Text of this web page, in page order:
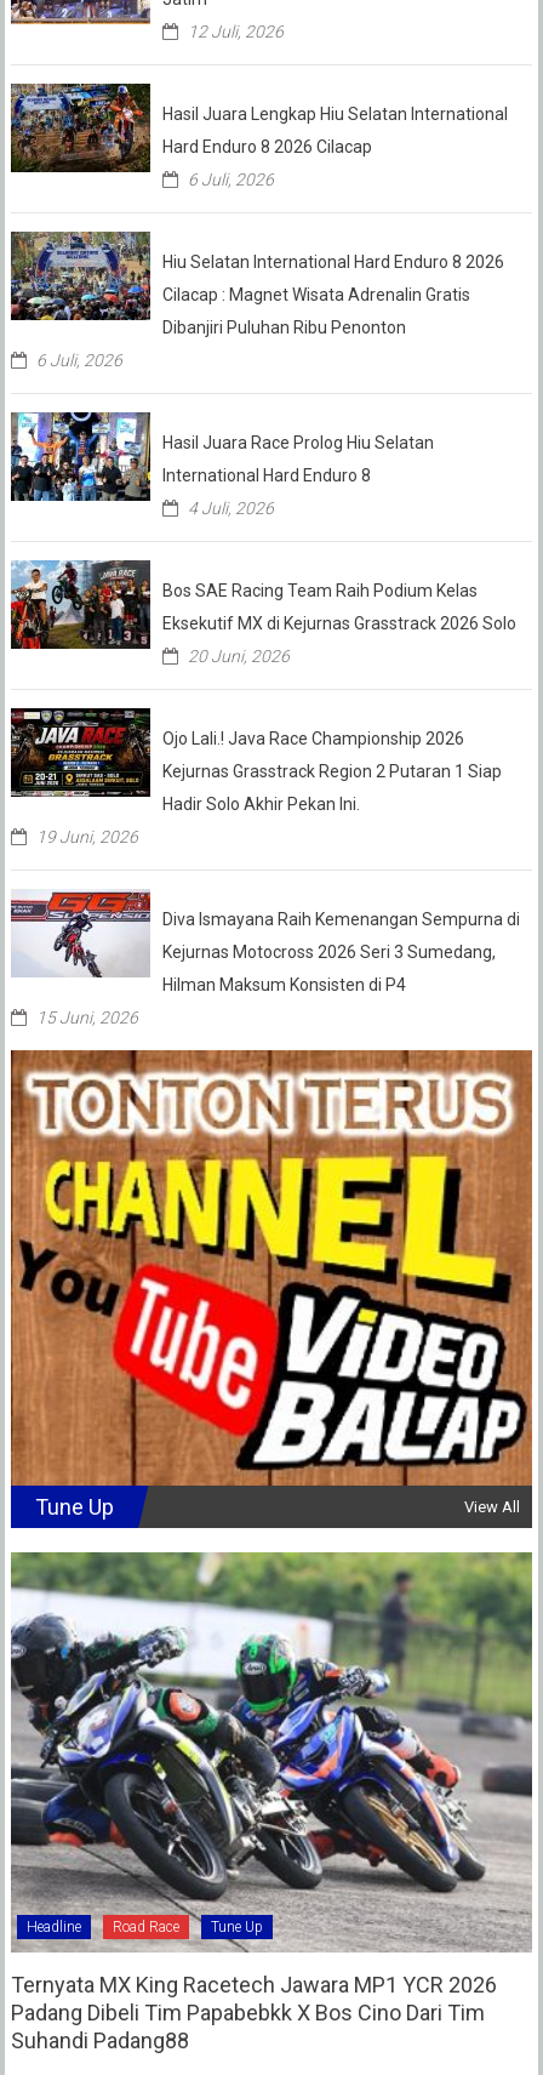
12 Juli, 2026
Hasil Juara Lengkap Hiu Selatan International
Hard Enduro 8 2026 Cilacap
6 Juli, 2026
Hiu Selatan International Hard Enduro 8 2026
Cilacap : Magnet Wisata Adrenalin Gratis
Dibanjiri Puluhan Ribu Penonton
6 Juli, 2026
Hasil Juara Race Prolog Hiu Selatan
International Hard Enduro 8
4 Juli, 2026
Bos SAE Racing Team Raih Podium Kelas
Eksekutif MX di Kejurnas Grasstrack 2026 Solo
20 Juni, 2026
Ojo Lali.! Java Race Championship 2026
Kejurnas Grasstrack Region 2 Putaran 1 Siap
Hadir Solo Akhir Pekan Ini.
19 Juni, 2026
Diva Ismayana Raih Kemenangan Sempurna di
Kejurnas Motocross 2026 Seri 3 Sumedang,
Hilman Maksum Konsisten di P4
15 Juni, 2026
Tune Up View All
Headline Road Race Tune Up
Ternyata MX King Racetech Jawara MP1 YCR 2026
Padang Dibeli Tim Papabebkk X Bos Cino Dari Tim
Suhandi Padang88